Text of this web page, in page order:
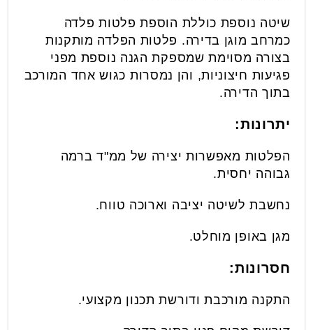
שיטה נוספת כוללת הוספת פלטות פלדה
כמרחב מוגן בדירה. פלטות הפלדה מותקנות
בצורה מסוימת שמספקת הגנה נוספת מפני
פגיעות חיצוניות, והן נמסרות כגוש אחד המורכב
בתוך הדירה.
יתרונות:
הפלטות מאפשרות יצירה של ממ"ד ברמה
גבוהה יחסית.
נחשבת לשיטה יציבה וארוכה טווח.
מגן באופן מוחלט.
חסרונות:
התקנה מורכבת ודורשת תכנון מקצועי.